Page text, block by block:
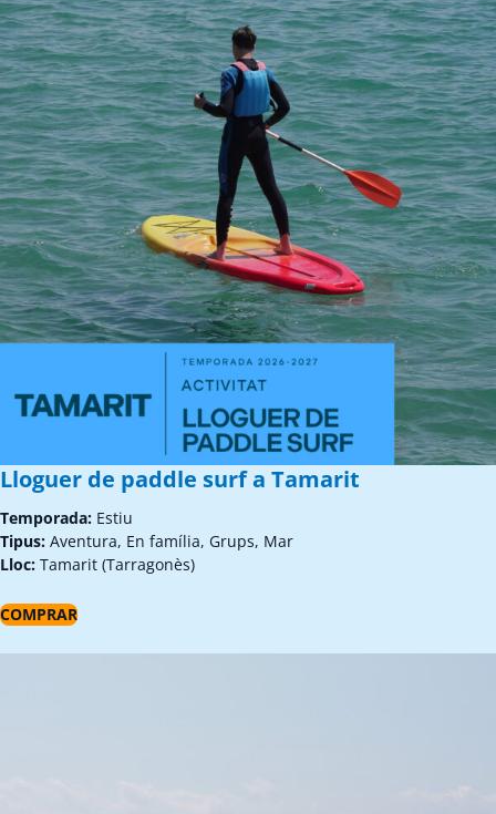
Lloguer de paddle surf a Tamarit
Temporada: Estiu
Tipus: Aventura, En família, Grups, Mar
Lloc: Tamarit (Tarragonès)
COMPRAR